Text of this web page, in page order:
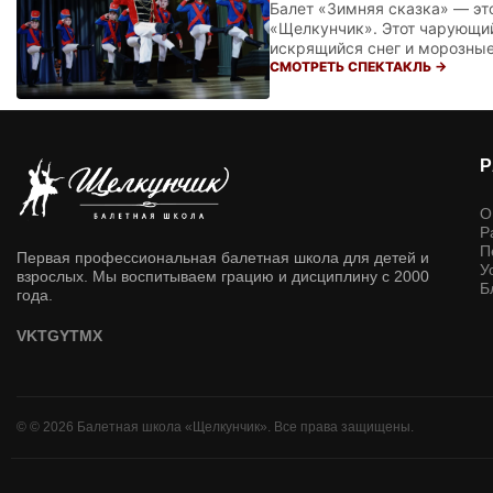
Балет «Зимняя сказка» —
«Щелкунчик». Этот
искрящийся снег и
Натальи Чеховской
сказки отправляются в
СМОТРЕТЬ СПЕКТАКЛЬ →
Первая профессиональная балетная школа для детей и
взрослых. Мы воспитываем грацию и дисциплину с 2000
года.
VKTGYTMX
О
© © 2026 Балетная школа «Щелкунчик». Все права защищены.